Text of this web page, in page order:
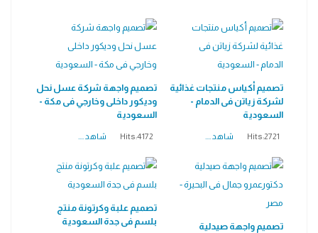
تصميم واجهة شركة عسل نحل
وديكور داخلى وخارجي فى مكة -
السعودية
Hits:4172 شاهد ....
تصميم أكياس منتجات غذائية
لشركة زياتن فى الدمام -
السعودية
Hits:2721 شاهد ....
تصميم علبة وكرتونة منتج
بلسم فى جدة السعودية
تصميم واجهة صيدلية